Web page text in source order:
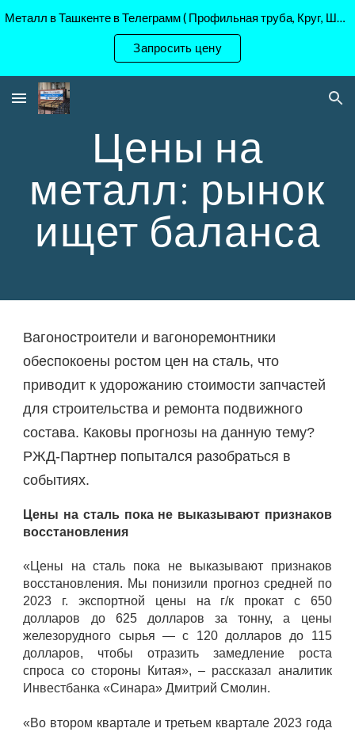
Skip to navigation
Металл в Ташкенте в Телеграмм ( Профильная труба, Круг, Шестигранник Ст45, 40Х, )
Запросить цену
Цены на
металл: рынок
ищет баланса
Вагоностроители и вагоноремонтники
обеспокоены ростом цен на сталь, что
приводит к удорожанию стоимости запчастей
для строительства и ремонта подвижного
состава. Каковы прогнозы на данную тему?
РЖД-Партнер попытался разобраться в
событиях.
Цены на сталь пока не выказывают признаков
восстановления
«Цены на сталь пока не выказывают признаков
восстановления. Мы понизили прогноз средней по
2023 г. экспортной цены на г/к прокат с 650
долларов до 625 долларов за тонну, а цены
железорудного сырья — с 120 долларов до 115
долларов, чтобы отразить замедление роста
спроса со стороны Китая», – рассказал аналитик
Инвестбанка «Синара» Дмитрий Смолин.
«Во втором квартале и третьем квартале 2023 года